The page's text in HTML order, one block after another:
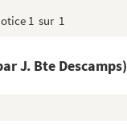
1 sur 1
J. Bte Descamps)